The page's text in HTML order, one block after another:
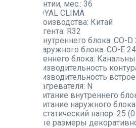
Срок гарантии, мес.: 36
ROYAL CLIMA
Страна производства: Китай
Тип хладагента: R32
Модель внутреннего блока: CO-D
Модель наружного блока: CO-E
Тип внутреннего блока:
Теплопроизводительность
Теплопроизводительность
электронагревателя: N
Электропитание внутреннего
Электропитание наружного блока:
Внешний статический напор: 25
Габаритные размеры